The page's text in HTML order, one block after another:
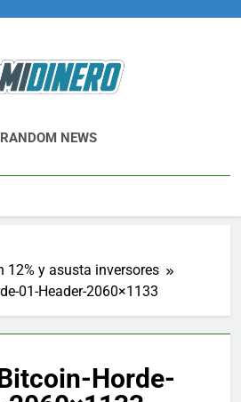
Criptomonedas
RANDOM NEWS
12% y asusta inversores
01-Header-2060×1133
Horde-